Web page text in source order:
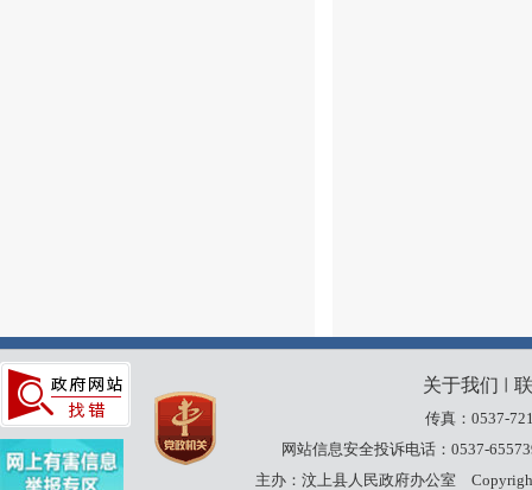
关于我们
传真：0537-
网站信息安全投诉电话：0537-
主办：汶上县人民政府办公室